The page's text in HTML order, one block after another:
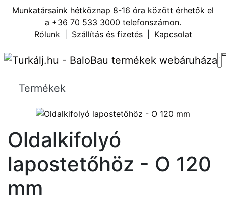
Munkatársaink hétköznap 8-16 óra között érhetők el
a +36 70 533 3000 telefonszámon.
Rólunk
Szállítás és fizetés Kapcsolat
Termékek
Oldalkifolyó
lapostetőhöz - O 120
mm